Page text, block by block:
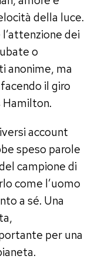
della luce.
dei
o
anonime, ma
il giro
Hamilton.
account
speso parole
campione di
come l’uomo
a sé. Una
per una